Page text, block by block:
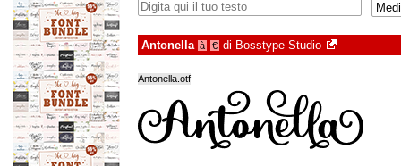
Antonella à € di Bosstype Studio
Antonella.otf